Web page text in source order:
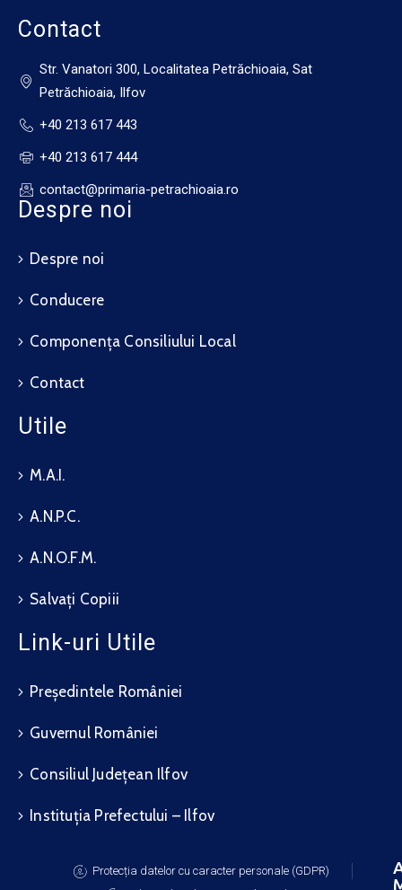
Contact
Str. Vanatori 300, Localitatea Petrăchioaia, Sat
Petrăchioaia, Ilfov
+40 213 617 443
+40 213 617 444
contact@primaria-petrachioaia.ro
Despre noi
Despre noi
Conducere
Componența Consiliului Local
Contact
Utile
M.A.I.
A.N.P.C.
A.N.O.F.M.
Salvați Copiii
Link-uri Utile
Președintele României
Guvernul României
Consiliul Județean Ilfov
Instituția Prefectului – Ilfov
Protecția datelor cu caracter personale (GDPR)